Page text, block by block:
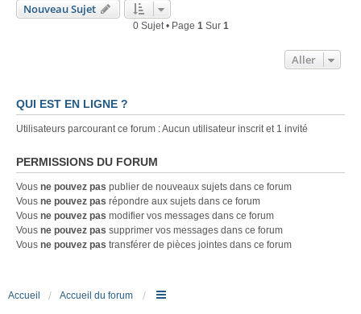
Nouveau Sujet
0 Sujet • Page 1Sur 1
Aller
QUI EST EN LIGNE ?
Utilisateurs parcourant ce forum : Aucun utilisateur inscrit et 1 invité
PERMISSIONS DU FORUM
Vous ne pouvez pas publier de nouveaux sujets dans ce forum
Vous ne pouvez pas répondre aux sujets dans ce forum
Vous ne pouvez pas modifier vos messages dans ce forum
Vous ne pouvez pas supprimer vos messages dans ce forum
Vous ne pouvez pas transférer de pièces jointes dans ce forum
Accueil Accueil du forum